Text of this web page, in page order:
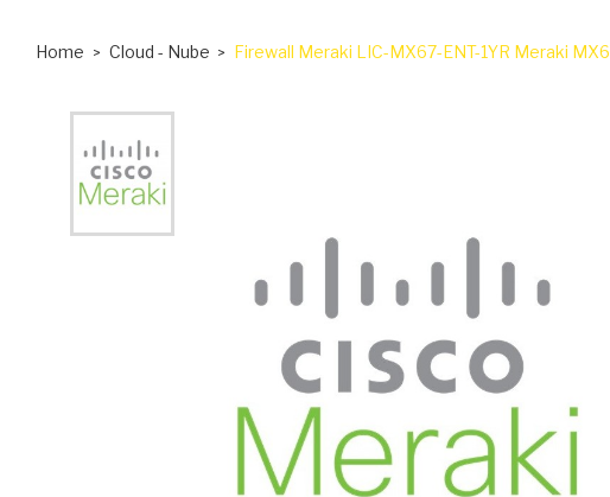
Home Cloud - Nube Firewall Meraki LIC-MX67-ENT-1YR Meraki